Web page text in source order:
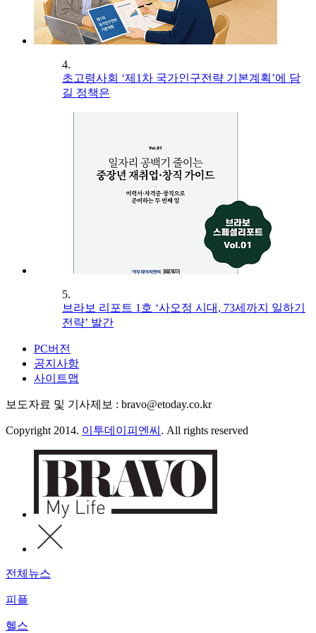
4.
초고령사회 ‘제1차 국가인구전략 기본계획’에 담
길 정책은
5.
브라보 리포트 1호 ‘사오정 시대, 73세까지 일하기
전략’ 발간
PC버전
공지사항
사이트맵
보도자료 및 기사제보 : bravo@etoday.co.kr
Copyright 2014. 이투데이피엔씨 . All rights reserved
전체뉴스
피플
헬스